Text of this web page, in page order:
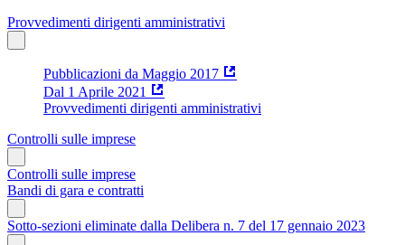
Provvedimenti dirigenti amministrativi
Pubblicazioni da Maggio 2017
Dal 1 Aprile 2021
Provvedimenti dirigenti amministrativi
Controlli sulle imprese
Controlli sulle imprese
Bandi di gara e contratti
Sotto-sezioni eliminate dalla Delibera n. 7 del 17 gennaio 2023